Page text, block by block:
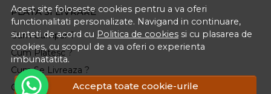
Acest site foloseste cookies pentru a va oferi
functionalitati personalizate. Navigand in continuare,
sunteti de acord cu Politica de cookies si cu plasarea de
cookies, cu scopul de a va oferi o experienta
imbunatatita.
Accepta toate cookie-urile
PLATA SI LIVRARE
Cum Cumpar ?
Cum Platesc ?
Cum Se Livreaza ?
Cosul meu